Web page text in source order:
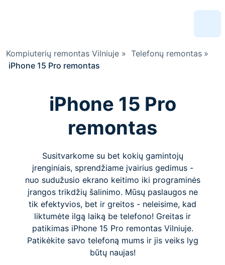
Kompiuterių remontas Vilniuje » Telefonų remontas »
iPhone 15 Pro remontas
iPhone 15 Pro
remontas
Susitvarkome su bet kokių gamintojų
įrenginiais, sprendžiame įvairius gedimus -
nuo sudužusio ekrano keitimo iki programinės
įrangos trikdžių šalinimo. Mūsų paslaugos ne
tik efektyvios, bet ir greitos - neleisime, kad
liktumėte ilgą laiką be telefono! Greitas ir
patikimas iPhone 15 Pro remontas Vilniuje.
Patikėkite savo telefoną mums ir jis veiks lyg
būtų naujas!